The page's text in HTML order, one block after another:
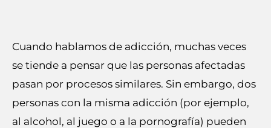
Cuando hablamos de adicción, muchas veces
se tiende a pensar que las personas afectadas
pasan por procesos similares. Sin embargo, dos
personas con la misma adicción (por ejemplo,
al alcohol, al juego o a la pornografía) pueden